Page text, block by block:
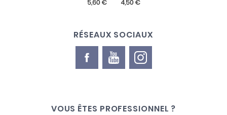
RÉSEAUX SOCIAUX
VOUS ÊTES PROFESSIONNEL ?